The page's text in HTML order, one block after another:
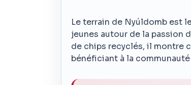
Le terrain de Nyúldomb est
jeunes autour de la passion
de chips recyclés, il montre
bénéficiant à la